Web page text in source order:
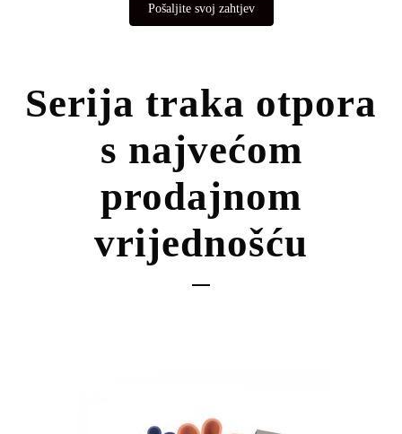
Pošaljite svoj zahtjev
Serija traka otpora
s najvećom
prodajnom
vrijednošću